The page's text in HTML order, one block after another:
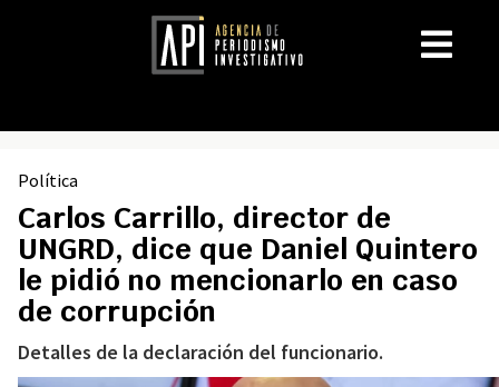
Política
Carlos Carrillo, director de
UNGRD, dice que Daniel Quintero
le pidió no mencionarlo en caso
de corrupción
Detalles de la declaración del funcionario.